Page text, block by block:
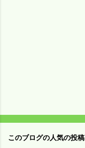
このブログの人気の投稿